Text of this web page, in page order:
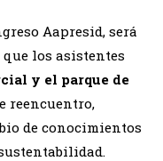
Aapresid, será
los asistentes
y el parque de
reencuentro,
de conocimientos